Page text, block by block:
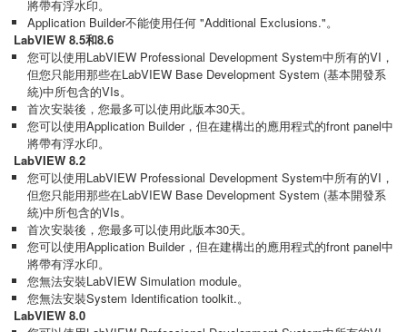
將帶有浮水印。
Application Builder不能使用任何 "Additional Exclusions."。
LabVIEW 8.5和8.6
您可以使用LabVIEW Professional Development System中所有的VI，
但您只能用那些在LabVIEW Base Development System (基本開發系
統)中所包含的VIs。
首次安裝後，您最多可以使用此版本30天。
您可以使用Application Builder，但在建構出的應用程式的front panel中
將帶有浮水印。
LabVIEW 8.2
您可以使用LabVIEW Professional Development System中所有的VI，
但您只能用那些在LabVIEW Base Development System (基本開發系
統)中所包含的VIs。
首次安裝後，您最多可以使用此版本30天。
您可以使用Application Builder，但在建構出的應用程式的front panel中
將帶有浮水印。
您無法安裝LabVIEW Simulation module。
您無法安裝System Identification toolkit.。
LabVIEW 8.0